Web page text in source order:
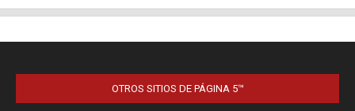
OTROS SITIOS DE PÁGINA 5™